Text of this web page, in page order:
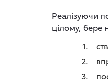
Реалізуючи
цілому, бере